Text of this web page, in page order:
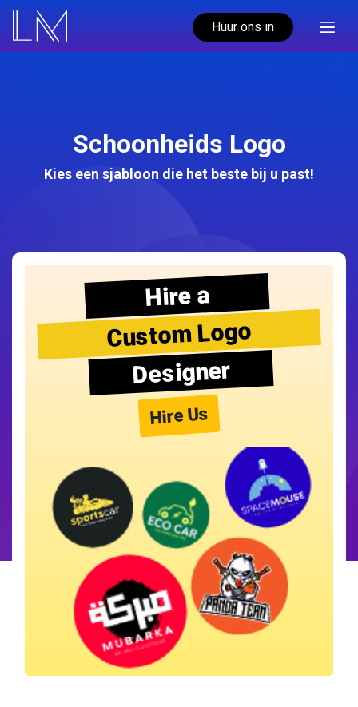
Huur ons in
Schoonheids Logo
Kies een sjabloon die het beste bij u past!
Hire a
Custom Logo
Designer
Hire Us